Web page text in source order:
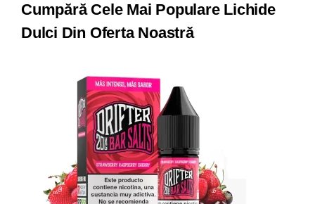
Cumpără Cele Mai Populare Lichide
Dulci Din Oferta Noastră